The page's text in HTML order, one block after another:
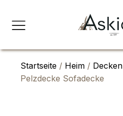
Startseite / Heim / Decken
Pelzdecke Sofadecke